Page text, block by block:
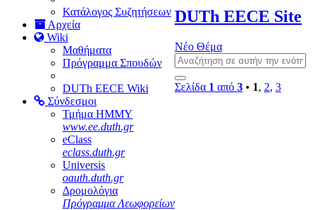
Κατάλογος Συζητήσεων
Αρχεία
Wiki
Μαθήματα
Πρόγραμμα Σπουδών
DUTh EECE Wiki
Σύνδεσμοι
Τμήμα ΗΜΜΥ
www.ee.duth.gr
eClass
eclass.duth.gr
Universis
oauth.duth.gr
Δρομολόγια
Πρόγραμμα Λεωφορείων
DUTh EECE Site
Νέο Θέμα
Σελίδα 1 από 3 • 1, 2, 3